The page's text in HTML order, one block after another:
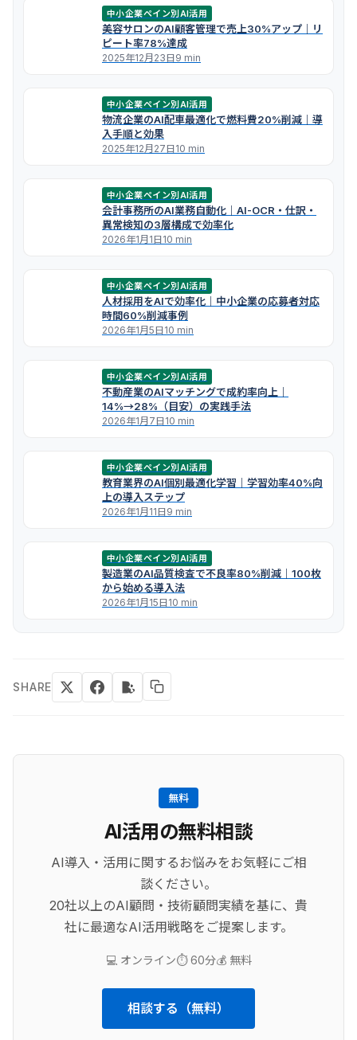
中小企業ペイン別AI活用
美容サロンのAI顧客管理で売上30%アップ｜リ
ピート率78%達成
2025年12月23日9 min
中小企業ペイン別AI活用
物流企業のAI配車最適化で燃料費20%削減｜導
入手順と効果
2025年12月27日10 min
中小企業ペイン別AI活用
会計事務所のAI業務自動化｜AI-OCR・仕訳・
異常検知の3層構成で効率化
2026年1月1日10 min
中小企業ペイン別AI活用
人材採用をAIで効率化｜中小企業の応募者対応
時間60%削減事例
2026年1月5日10 min
中小企業ペイン別AI活用
不動産業のAIマッチングで成約率向上｜
14%→28%（目安）の実践手法
2026年1月7日10 min
中小企業ペイン別AI活用
教育業界のAI個別最適化学習｜学習効率40%向
上の導入ステップ
2026年1月11日9 min
中小企業ペイン別AI活用
製造業のAI品質検査で不良率80%削減｜100枚
から始める導入法
2026年1月15日10 min
SHARE
無料
AI活用の無料相談
AI導入・活用に関するお悩みをお気軽にご相
談ください。
20社以上のAI顧問・技術顧問実績を基に、貴
社に最適なAI活用戦略をご提案します。
💻 オンライン⏱️ 60分💰 無料
相談する（無料）